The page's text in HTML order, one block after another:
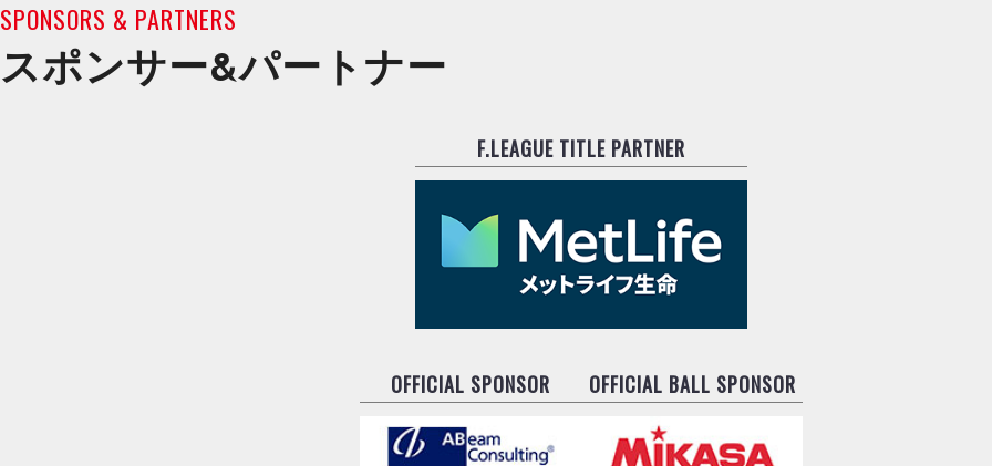
SPONSORS & PARTNERS
スポンサー&パートナー
F.LEAGUE TITLE PARTNER
OFFICIAL SPONSOR OFFICIAL BALL SPONSOR